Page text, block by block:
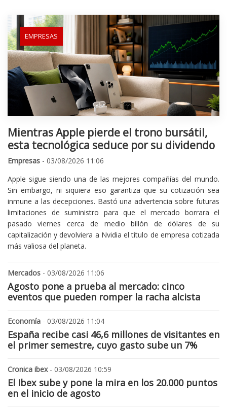
EMPRESAS
Mientras Apple pierde el trono bursátil,
esta tecnológica seduce por su dividendo
Empresas - 03/08/2026 11:06
Apple sigue siendo una de las mejores compañías del mundo.
Sin embargo, ni siquiera eso garantiza que su cotización sea
inmune a las decepciones. Bastó una advertencia sobre futuras
limitaciones de suministro para que el mercado borrara el
pasado viernes cerca de medio billón de dólares de su
capitalización y devolviera a Nvidia el título de empresa cotizada
más valiosa del planeta.
Mercados - 03/08/2026 11:06
Agosto pone a prueba al mercado: cinco
eventos que pueden romper la racha alcista
Economía - 03/08/2026 11:04
España recibe casi 46,6 millones de visitantes en
el primer semestre, cuyo gasto sube un 7%
Cronica ibex- 03/08/2026 10:59
El Ibex sube y pone la mira en los 20.000 puntos
en el inicio de agosto